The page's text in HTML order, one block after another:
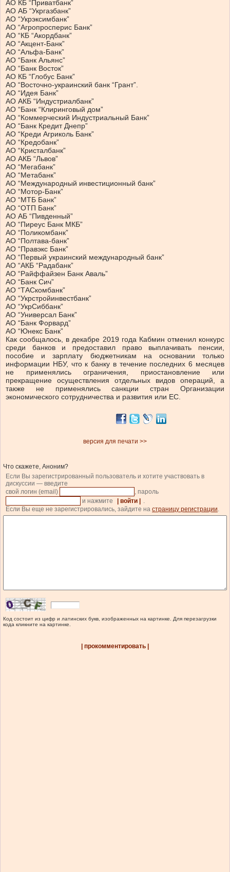
АО КБ “Приватбанк”
АО АБ “Укргазбанк”
АО “Укрэксимбанк”
АО “Агропросперис Банк”
АО “КБ “Акордбанк”
АО “Акцент-Банк”
АО “Альфа-Банк”
АО “Банк Альянс”
АО “Банк Восток”
АО КБ “Глобус Банк”
АО “Восточно-украинский банк “Грант”.
АО “Идея Банк”
АО АКБ “Индустриалбанк”
АО “Банк “Клиринговый дом”
АО “Коммерческий Индустриальный Банк”
АО “Банк Кредит Днепр”
АО “Креди Агриколь Банк”
АО “Кредобанк”
АО “Кристалбанк”
АО АКБ “Львов”
АО “Мегабанк”
АО “Метабанк”
АО “Международный инвестиционный банк”
АО “Мотор-Банк”
АО “МТБ Банк”
АО “ОТП Банк”
АО АБ “Пивденный”
АО “Пиреус Банк МКБ”
АО “Поликомбанк”
АО “Полтава-банк”
АО “Правэкс Банк”
АО “Первый украинский международный банк”
АО “АКБ “Радабанк”
АО “Райффайзен Банк Аваль”
АО “Банк Сич”
АО “ТАСкомбанк”
АО “Укрстройинвестбанк”
АО “УкрСиббанк”
АО “Универсал Банк”
АО “Банк Форвард”
АО “Юнекс Банк”
Как сообщалось, в декабре 2019 года Кабмин отменил конкурс
среди банков и предоставил право выплачивать пенсии,
пособие и зарплату бюджетникам на основании только
информации НБУ, что к банку в течение последних 6 месяцев
не применялись ограничения, приостановление или
прекращение осуществления отдельных видов операций, а
также не применялись санкции стран Организации
экономического сотрудничества и развития или ЕС.
версия для печати >>
Что скажете, Аноним?
Если Вы зарегистрированный пользователь и хотите участвовать в
дискуссии — введите
свой логин (email)
, пароль
и нажмите
| войти |
.
Если Вы еще не зарегистрировались, зайдите на страницу регистрации.
Код состоит из цифр и латинских букв, изображенных на картинке. Для перезагрузки
кода кликните на картинке.
| прокомментировать |